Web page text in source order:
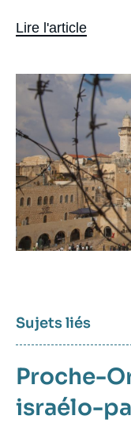
Lire l'article
Image
principale
médiatique
Sujets liés
Proche-
israélo-